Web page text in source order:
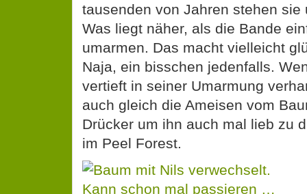
tausenden von Jahren stehen sie
Was liegt näher, als die Bande
umarmen. Das macht vielleicht
Naja, ein bisschen jedenfalls.
vertieft in seiner Umarmung
auch gleich die Ameisen vom
Drücker um ihn auch mal lieb zu
im Peel Forest.